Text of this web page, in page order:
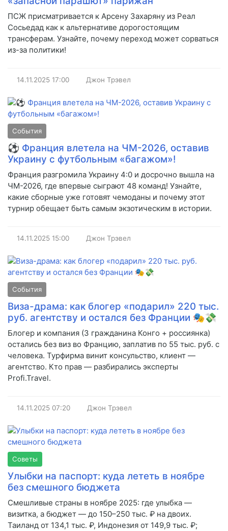
ПСЖ присматривается к Арсену Захаряну из Реал
Сосьедад как к альтернативе дорогостоящим
трансферам. Узнайте, почему переход может сорваться
из-за политики!
14.11.2025 17:00 Джон Трэвел
События
⚽ Франция влетела на ЧМ-2026, оставив
Украину с футбольным «багажом»!
Франция разгромила Украину 4:0 и досрочно вышла на
ЧМ-2026, где впервые сыграют 48 команд! Узнайте,
какие сборные уже готовят чемоданы и почему этот
турнир обещает быть самым экзотическим в истории.
14.11.2025 15:00 Джон Трэвел
События
Виза-драма: как блогер «подарил» 220 тыс.
руб. агентству и остался без Франции 🎭💸
Блогер и компания (3 гражданина Конго + россиянка)
остались без виз во Францию, заплатив по 55 тыс. руб. с
человека. Турфирма винит консульство, клиент —
агентство. Кто прав — разбирались эксперты
Profi.Travel.
14.11.2025 07:20 Джон Трэвел
Советы
Улыбки на паспорт: куда лететь в ноябре
без смешного бюджета
Смешливые страны в ноябре 2025: где улыбка —
визитка, а бюджет — до 150–250 тыс. ₽ на двоих.
Таиланд от 134,1 тыс. ₽, Индонезия от 149,9 тыс. ₽;